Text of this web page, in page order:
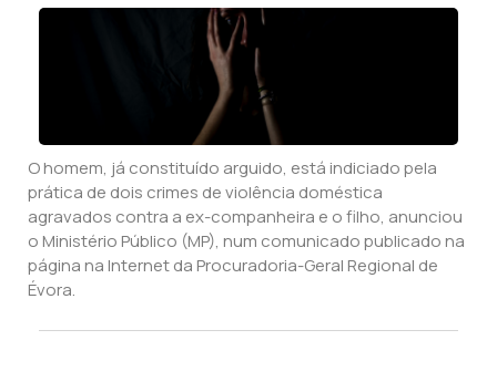
O homem, já constituído arguido, está indiciado pela
prática de dois crimes de violência doméstica
agravados contra a ex-companheira e o filho, anunciou
o Ministério Público (MP), num comunicado publicado na
página na Internet da Procuradoria-Geral Regional de
Évora.